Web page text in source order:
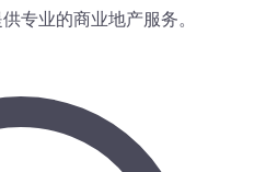
专业的商业地产服务。